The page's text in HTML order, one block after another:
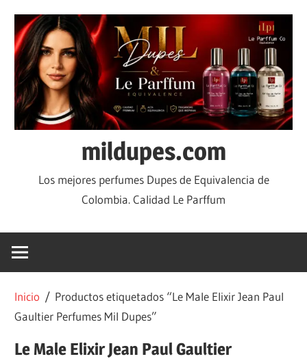
mildupes.com
Los mejores perfumes Dupes de Equivalencia de
Colombia. Calidad Le Parffum
Inicio / Productos etiquetados “Le Male Elixir Jean Paul
Gaultier Perfumes Mil Dupes”
Le Male Elixir Jean Paul Gaultier